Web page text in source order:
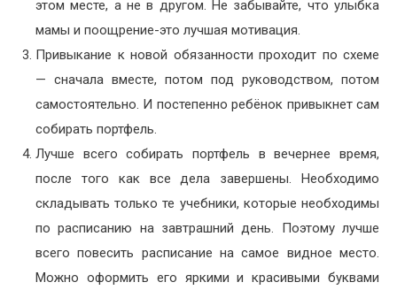
этом месте, а не в другом. Не забывайте, что улыбка
мамы и поощрение-это лучшая мотивация.
Привыкание к новой обязанности проходит по схеме
— сначала вместе, потом под руководством, потом
самостоятельно. И постепенно ребёнок привыкнет сам
собирать портфель.
Лучше всего собирать портфель в вечернее время,
после того как все дела завершены. Необходимо
складывать только те учебники, которые необходимы
по расписанию на завтрашний день. Поэтому лучше
всего повесить расписание на самое видное место.
Можно оформить его яркими и красивыми буквами